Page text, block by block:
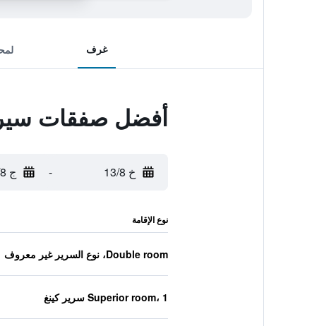
غرف
أفضل صفقات سير
خ 13/8 - ج 14/8
نوع الإقامة
Double room، نوع السرير غير معروف
Superior room، 1 سرير كينغ